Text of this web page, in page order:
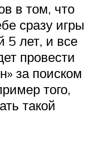
в том, что
сразу игры
5 лет, и все
провести
за поиском
того,
такой